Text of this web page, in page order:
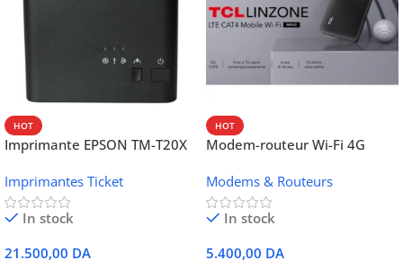
HOT
Imprimante EPSON TM-T20X
Ethernet
Imprimantes Ticket
In stock
21.500,00 DA
HOT
Modem-routeur Wi-Fi 4G
Modems & Routeurs
In stock
5.400,00 DA